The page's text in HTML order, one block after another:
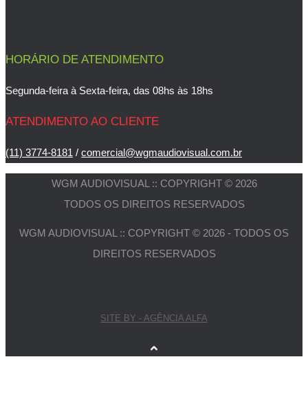
HORÁRIO DE ATENDIMENTO
Segunda-feira à Sexta-feira, das 08hs às 18hs
ATENDIMENTO AO CLIENTE
(11) 3774-8181 / comercial@wgmaudiovisual.com.br
WGM AUDIOVISUAL :: COPYRIGHT © 2026
TODOS OS DIREITOS RESERVADOS
WGM AUDIOVISUAL :: COPYRIGHT © 2026 - TODOS OS
DIREITOS RESERVADOS
SITE BY - AGÊNCIA ALFA